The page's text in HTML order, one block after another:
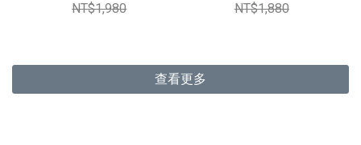
NT$1,980
NT$1,880
查看更多